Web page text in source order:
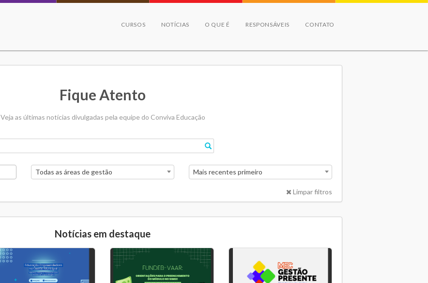
CURSOS NOTÍCIAS O QUE É RESPONSÁVEIS CONTATO
Fique Atento
Veja as últimas notícias divulgadas pela equipe do Conviva Educação
Todas as áreas de gestão Mais recentes primeiro
Limpar filtros
Notícias em destaque